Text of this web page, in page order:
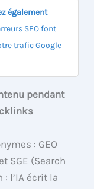
également
SEO font
trafic Google
pendant
: GEO
SGE (Search
: l’IA écrit la